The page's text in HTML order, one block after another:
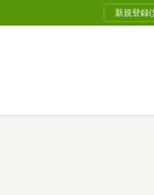
新規登録(